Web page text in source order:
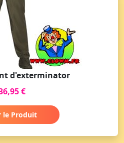
d'exterminator
€
le Produit